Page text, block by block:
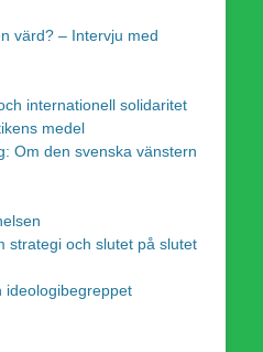
värd? – Intervju med
internationell solidaritet
medel
Om den svenska vänstern
strategi och slutet på slutet
ideologibegreppet